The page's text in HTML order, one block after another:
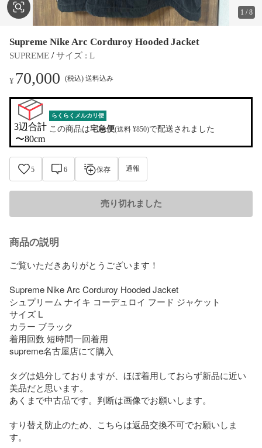
1 /8
Supreme Nike Arc Corduroy Hooded Jacket
SUPREME / サイズ : L
¥70,000 (税込) 送料込み
3辺合計
〜80cm
らくらくメルカリ便
この商品は宅急便(送料 ¥850)で配送されました
5 6 保存 通報
売り切れました
商品の説明
ご覧いただきありがとうございます！
Supreme Nike Arc Corduroy Hooded Jacket
シュプリーム ナイキ コーデュロイ フード ジャケット
サイズ L
カラー ブラック
着用回数 短時間一回着用
supreme名古屋店にて購入
タグは処分しておりますが、ほぼ着用しておらず新品に近い
美品だと思います。
あくまで中古品です。判断は画像でお願いします。
すり替え防止のため、こちらは返品交換不可でお願いしま
す。